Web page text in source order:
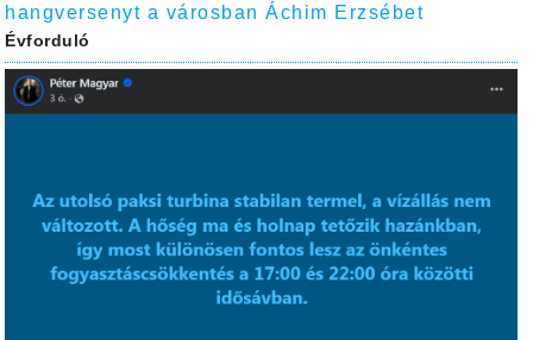
hangversenyt a városban Áchim Erzsébet
Évforduló